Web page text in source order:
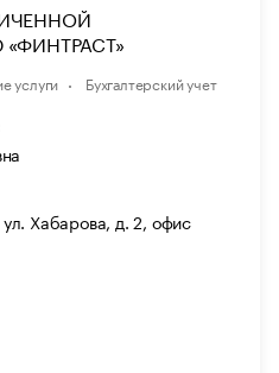
услуги Бухгалтерский учет
Хабарова, д. 2, офис